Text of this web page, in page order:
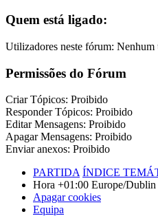
Quem está ligado:
Utilizadores neste fórum:
Permissões do Fórum
Criar Tópicos: Proibido
Responder Tópicos: Proibido
Editar Mensagens: Proibido
Apagar Mensagens: Proibido
Enviar anexos: Proibido
PARTIDA ÍNDICE
Hora +01:00 Europe/Dublin
Apagar cookies
Equipa